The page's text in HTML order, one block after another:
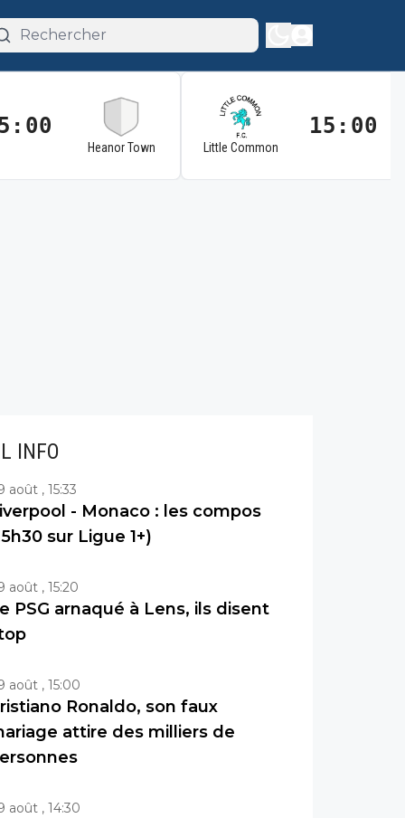
Heanor Town Little Common
15:00
INFO
août , 15:33
- Monaco : les compos
sur Ligue 1+)
août , 15:20
PSG arnaqué à Lens, ils disent
août , 15:00
Ronaldo, son faux
attire des milliers de
août , 14:30